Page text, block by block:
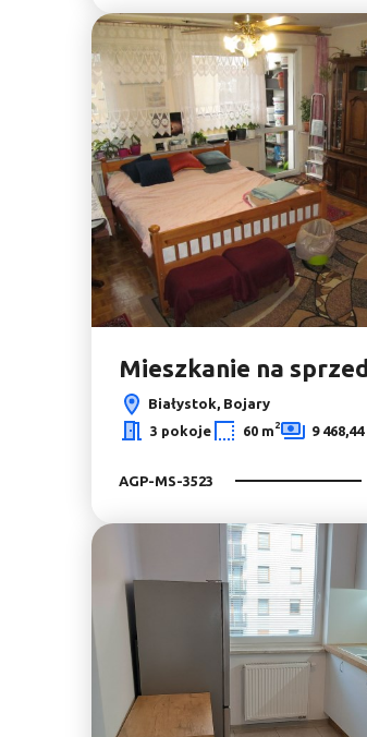
Mieszkanie na
Białystok, Bojary
3 pokoje
60 m2 9
AGP-MS-3523